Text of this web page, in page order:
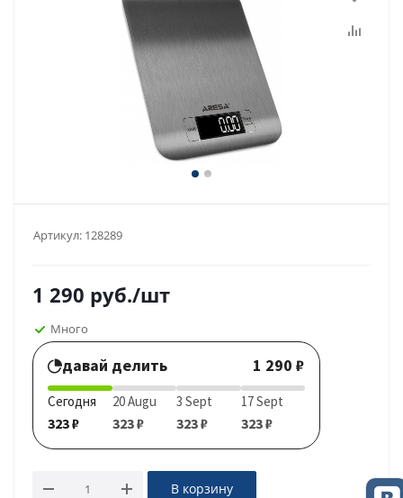
Артикул: 128289
1 290 руб./шт
Много
давай делить 1 290 ₽
Сегодня
323 ₽
20 Augu
323 ₽
3 Sept
323 ₽
17 Sept
323 ₽
В корзину